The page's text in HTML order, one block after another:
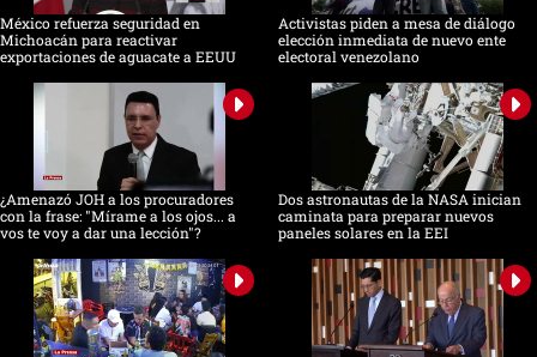
México refuerza seguridad en
Michoacán para reactivar
exportaciones de aguacate a EEUU
Activistas piden a mesa de diálogo
elección inmediata de nuevo ente
electoral venezolano
¿Amenazó JOH a los procuradores
con la frase: "Mírame a los ojos... a
vos te voy a dar una lección"?
Dos astronautas de la NASA inician
caminata para preparar nuevos
paneles solares en la EEI